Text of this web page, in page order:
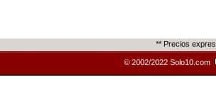
** Precios
© 2002/2022 Solo10.com